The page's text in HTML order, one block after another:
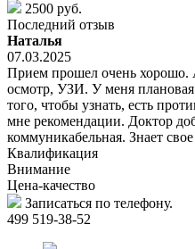
2500 руб.
Последний отзыв
Наталья
07.03.2025
Прием прошел очень хорошо.
осмотр, УЗИ. У меня
того, чтобы узнать, есть
мне рекомендации. Доктор
коммуникабельная. Знает
Квалификация
Внимание
Цена-качество
Записаться по телефону.
499 519-38-52